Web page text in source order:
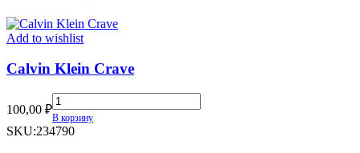
Add to wishlist
Calvin Klein Crave
100,00 ₽
Calvin
Klein
Crave
В корзину
SKU:234790